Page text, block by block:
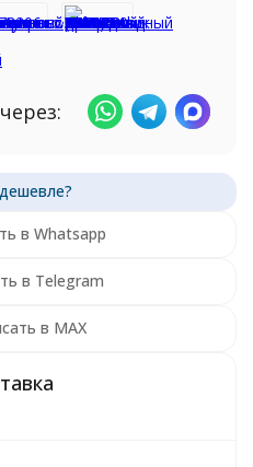
в Whatsapp
в Telegram
в MAX